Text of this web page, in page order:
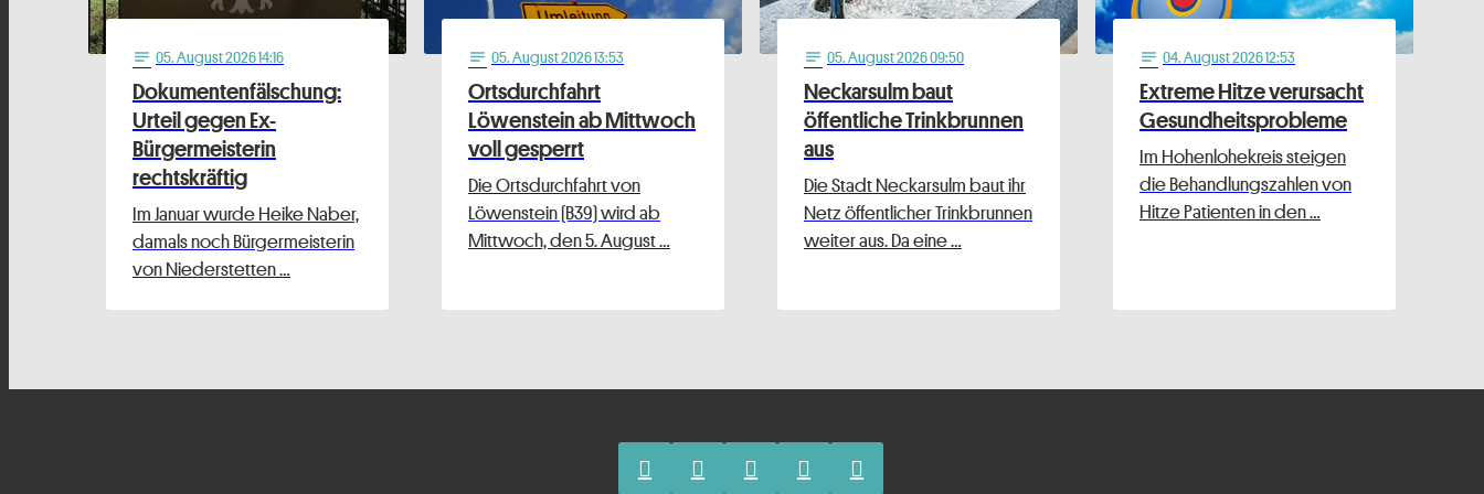
notes 05. August 2026 14:16
Dokumentenfälschung:
Urteil gegen Ex-
Bürgermeisterin
rechtskräftig
Im Januar wurde Heike Naber,
damals noch Bürgermeisterin
von Niederstetten …
notes 05. August 2026 13:53
Ortsdurchfahrt
Löwenstein ab Mittwoch
voll gesperrt
Die Ortsdurchfahrt von
Löwenstein (B39) wird ab
Mittwoch, den 5. August …
notes 05. August 2026 09:50
Neckarsulm baut
öffentliche Trinkbrunnen
aus
Die Stadt Neckarsulm baut ihr
Netz öffentlicher Trinkbrunnen
weiter aus. Da eine …
notes 04. August 2026 12:53
Extreme Hitze verursacht
Gesundheitsprobleme
Im Hohenlohekreis steigen
die Behandlungszahlen von
Hitze Patienten in den …